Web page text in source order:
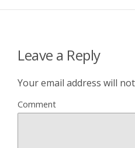
Leave a Reply
Your email address will
Comment